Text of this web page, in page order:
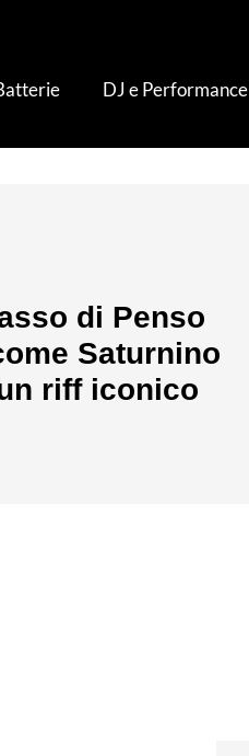
DJ e Performance
di Penso
Saturnino
riff iconico